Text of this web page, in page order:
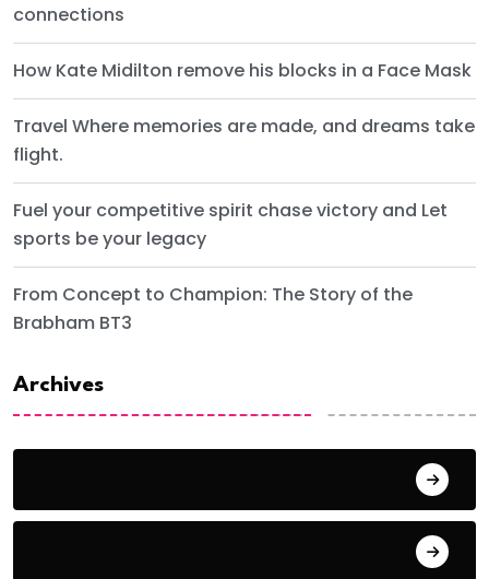
connections
How Kate Midilton remove his blocks in a Face Mask
Travel Where memories are made, and dreams take
flight.
Fuel your competitive spirit chase victory and Let
sports be your legacy
From Concept to Champion: The Story of the
Brabham BT3
Archives